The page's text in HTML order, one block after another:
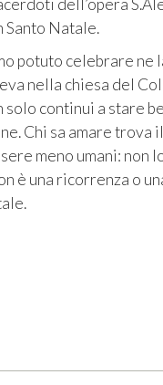
dell’opera
Santo Natale.
potuto celebrare ne
nella chiesa del
continui a stare
Chi sa amare
meno umani: non
è una ricorrenza o